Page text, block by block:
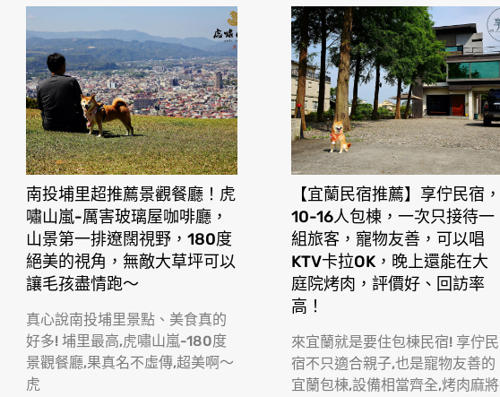
因平房的關係，所以沒有電梯，看到好漢坡我都腳軟了。好險員工幫忙我們將行
李拿至二樓。
南投埔里超推薦景觀餐廳！虎
嘯山嵐-厲害玻璃屋咖啡廳，
山景第一排遼闊視野，180度
絕美的視角，無敵大草坪可以
讓毛孩盡情跑〜
真心說南投埔里景點、美食真的
好多! 埔里最高,虎嘯山嵐-180度
景觀餐廳,果真名不虛傳,超美啊〜
虎
【宜蘭民宿推薦】享佇民宿，
10-16人包棟，一次只接待一
組旅客，寵物友善，可以唱
KTV卡拉OK，晚上還能在大
庭院烤肉，評價好、回訪率
高！
來宜蘭就是要住包棟民宿! 享佇民
宿不只適合親子,也是寵物友善的
宜蘭包棟,設備相當齊全,烤肉麻將